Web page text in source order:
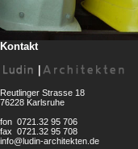
Kontakt
Reutlinger Strasse 18
76228 Karlsruhe
fon 0721.32 95 706
fax 0721.32 95 708
info@ludin-architekten.de